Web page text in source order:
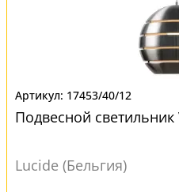
17453/40/12
Подвесной
Lucide (Бельгия)